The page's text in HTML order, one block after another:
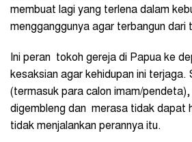
membuat lagi yang terlena dalam
mengganggunya agar terbangun dari
Ini peran tokoh gereja di Papua ke
kesaksian agar kehidupan ini terjaga.
(termasuk para calon imam/pendeta),
digembleng dan merasa tidak dapat
tidak menjalankan perannya itu.